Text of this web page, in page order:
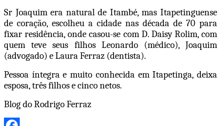
Sr Joaquim era natural de Itambé, mas Itapetinguense
de coração, escolheu a cidade nas década de 70 para
fixar residência, onde casou-se com D. Daisy Rolim, com
quem teve seus filhos Leonardo (médico), Joaquim
(advogado) e Laura Ferraz (dentista).
Pessoa íntegra e muito conhecida em Itapetinga, deixa
esposa, três filhos e cinco netos.
Blog do Rodrigo Ferraz